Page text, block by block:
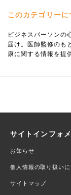
このカテゴリーに
ビジネスパーソンの
届け。医師監修のも
康に関する情報を提
サイトインフォ
お知らせ
個人情報の取り扱い
サイトマップ